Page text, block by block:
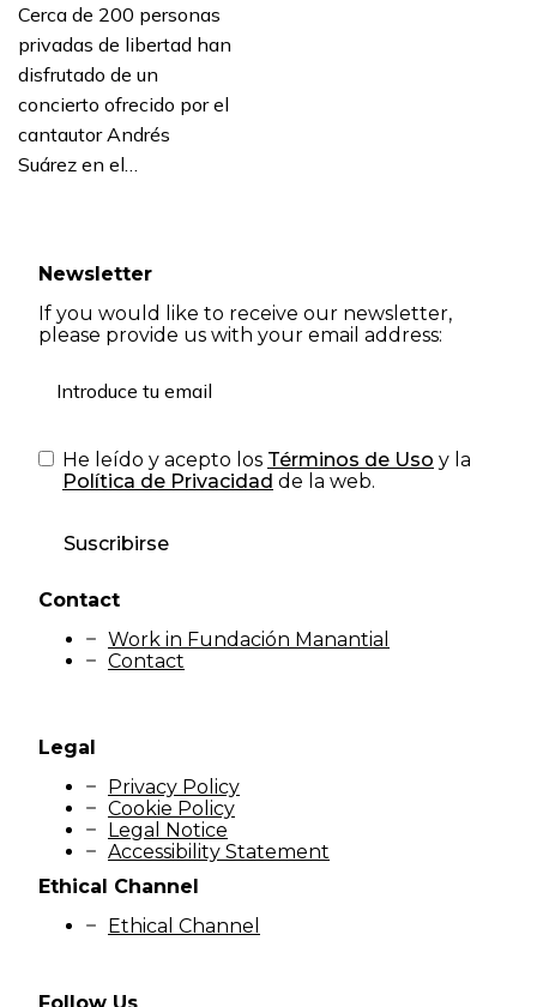
Cerca de 200 personas
privadas de libertad han
disfrutado de un
concierto ofrecido por el
cantautor Andrés
Suárez en el…
Newsletter
If you would like to receive our newsletter,
please provide us with your email address:
He leído y acepto los Términos de Uso y la
Política de Privacidad de la web.
Suscribirse
Contact
Work in Fundación Manantial
Contact
Legal
Privacy Policy
Cookie Policy
Legal Notice
Accessibility Statement
Ethical Channel
Ethical Channel